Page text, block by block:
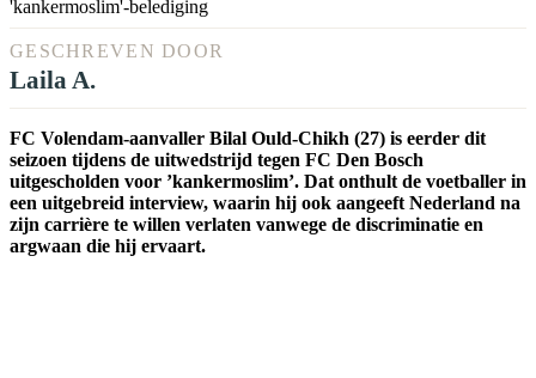
GESCHREVEN DOOR
Laila A.
FC Volendam-aanvaller Bilal Ould-Chikh (27) is eerder dit
seizoen tijdens de uitwedstrijd tegen FC Den Bosch
uitgescholden voor ’kankermoslim’. Dat onthult de voetballer in
een uitgebreid interview, waarin hij ook aangeeft Nederland na
zijn carrière te willen verlaten vanwege de discriminatie en
argwaan die hij ervaart.